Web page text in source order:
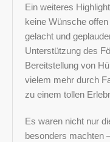
Ein weiteres
keine Wünsche
gelacht und
Unterstützung des
Bereitstellung von
vielem mehr durch
zu einem tollen
Es waren nicht nur
besonders machten